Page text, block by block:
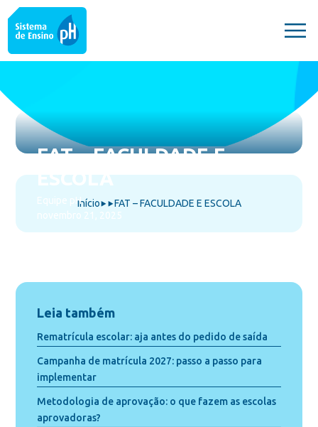
FAT – FACULDADE E
ESCOLA
Equipe pH
novembro 21, 2025
Início⯈⯈FAT – FACULDADE E ESCOLA
Leia também
Rematrícula escolar: aja antes do pedido de saída
Campanha de matrícula 2027: passo a passo para
implementar
Metodologia de aprovação: o que fazem as escolas
aprovadoras?